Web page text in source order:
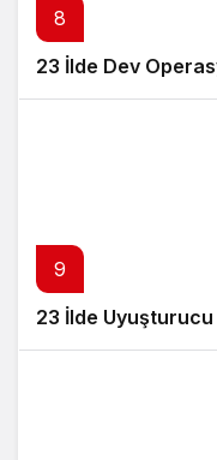
8
23 İlde Dev
9
23 İlde